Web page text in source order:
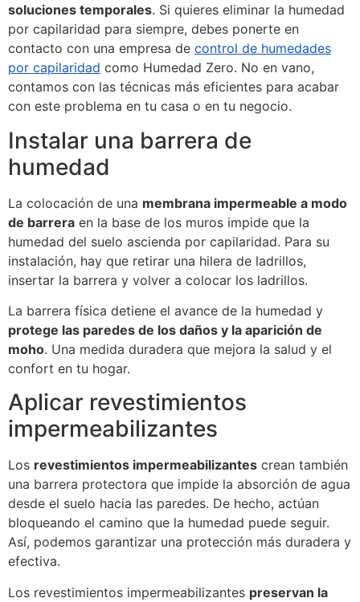
soluciones temporales. Si quieres eliminar la humedad
por capilaridad para siempre, debes ponerte en
contacto con una empresa de control de humedades
por capilaridad como Humedad Zero. No en vano,
contamos con las técnicas más eficientes para acabar
con este problema en tu casa o en tu negocio.
Instalar una barrera de
humedad
La colocación de una membrana impermeable a modo
de barrera en la base de los muros impide que la
humedad del suelo ascienda por capilaridad. Para su
instalación, hay que retirar una hilera de ladrillos,
insertar la barrera y volver a colocar los ladrillos.
La barrera física detiene el avance de la humedad y
protege las paredes de los daños y la aparición de
moho. Una medida duradera que mejora la salud y el
confort en tu hogar.
Aplicar revestimientos
impermeabilizantes
Los revestimientos impermeabilizantes crean también
una barrera protectora que impide la absorción de agua
desde el suelo hacia las paredes. De hecho, actúan
bloqueando el camino que la humedad puede seguir.
Así, podemos garantizar una protección más duradera y
efectiva.
Los revestimientos impermeabilizantes preservan la